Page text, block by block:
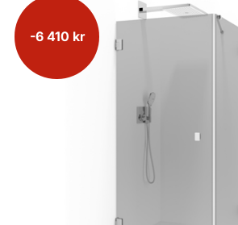
-6 410 kr